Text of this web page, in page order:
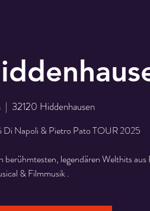
  |
32120 Hiddenhausen
Napoli & Pietro Pato TOUR 2025
legendären Welthits aus
& Filmmusik .